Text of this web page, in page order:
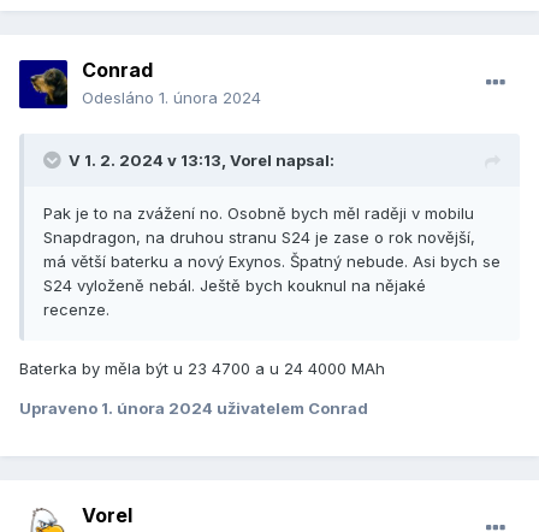
Conrad
Odesláno 1. února 2024
V 1. 2. 2024 v 13:13, Vorel napsal:
Pak je to na zvážení no. Osobně bych měl raději v mobilu
Snapdragon, na druhou stranu S24 je zase o rok novější,
má větší baterku a nový Exynos. Špatný nebude. Asi bych se
S24 vyloženě nebál. Ještě bych kouknul na nějaké
recenze.
Baterka by měla být u 23 4700 a u 24 4000 MAh
Upraveno 1. února 2024 uživatelem Conrad
Vorel